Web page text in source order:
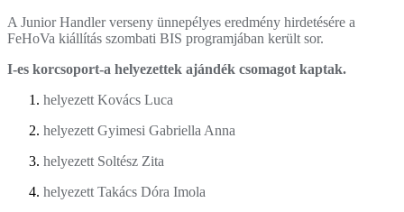
A Junior Handler verseny ünnepélyes eredmény hirdetésére a
FeHoVa kiállítás szombati BIS programjában került sor.
I-es korcsoport-a helyezettek ajándék csomagot kaptak.
helyezett Kovács Luca
helyezett Gyimesi Gabriella Anna
helyezett Soltész Zita
helyezett Takács Dóra Imola